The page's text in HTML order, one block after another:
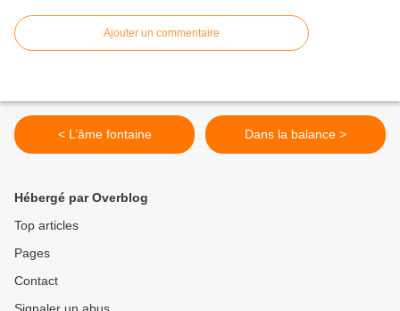
Ajouter un commentaire
< L’âme fontaine Dans la balance >
Hébergé par Overblog
Top articles
Pages
Contact